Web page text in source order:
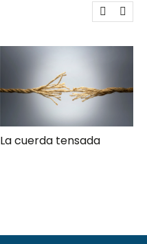
La cuerda tensada